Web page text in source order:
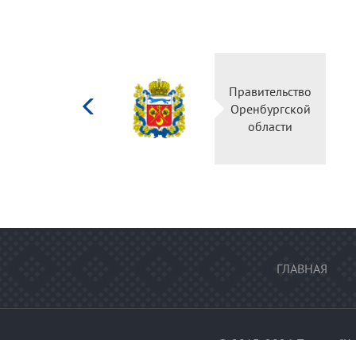
Министерство
культуры
Российской
федерации
ГЛАВНАЯ